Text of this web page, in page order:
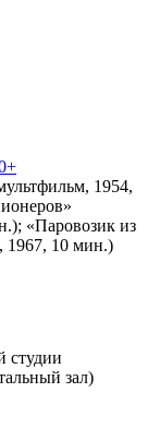
1954,
«Паровозик из
1967, 10 мин.)
студии
зал)